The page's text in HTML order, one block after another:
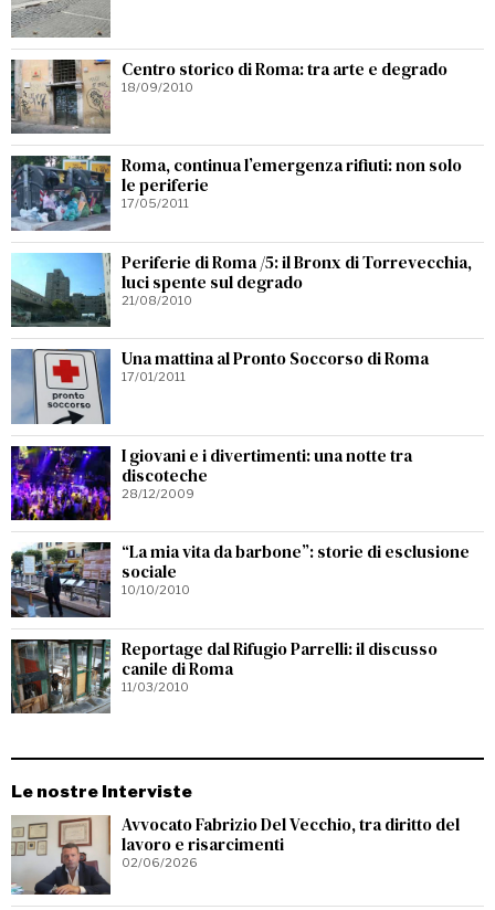
Centro storico di Roma: tra arte e degrado
18/09/2010
Roma, continua l’emergenza rifiuti: non solo
le periferie
17/05/2011
Periferie di Roma /5: il Bronx di Torrevecchia,
luci spente sul degrado
21/08/2010
Una mattina al Pronto Soccorso di Roma
17/01/2011
I giovani e i divertimenti: una notte tra
discoteche
28/12/2009
“La mia vita da barbone”: storie di esclusione
sociale
10/10/2010
Reportage dal Rifugio Parrelli: il discusso
canile di Roma
11/03/2010
Le nostre Interviste
Avvocato Fabrizio Del Vecchio, tra diritto del
lavoro e risarcimenti
02/06/2026